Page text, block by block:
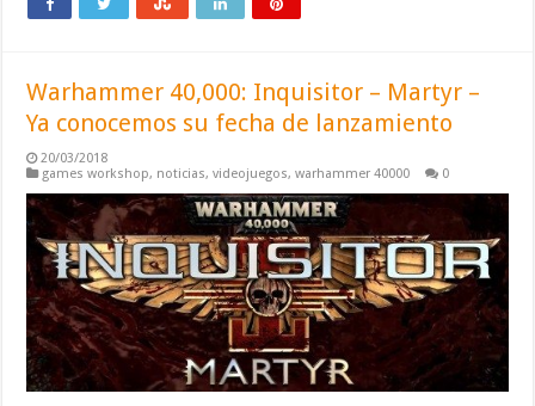
Warhammer 40,000: Inquisitor – Martyr –
Ya conocemos su fecha de lanzamiento
20/03/2018
games workshop, noticias,videojuegos,warhammer 40000 0